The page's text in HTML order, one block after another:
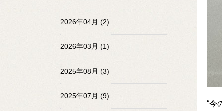
“今
2026年04月 (2)
2026年03月 (1)
2025年08月 (3)
2025年07月 (9)